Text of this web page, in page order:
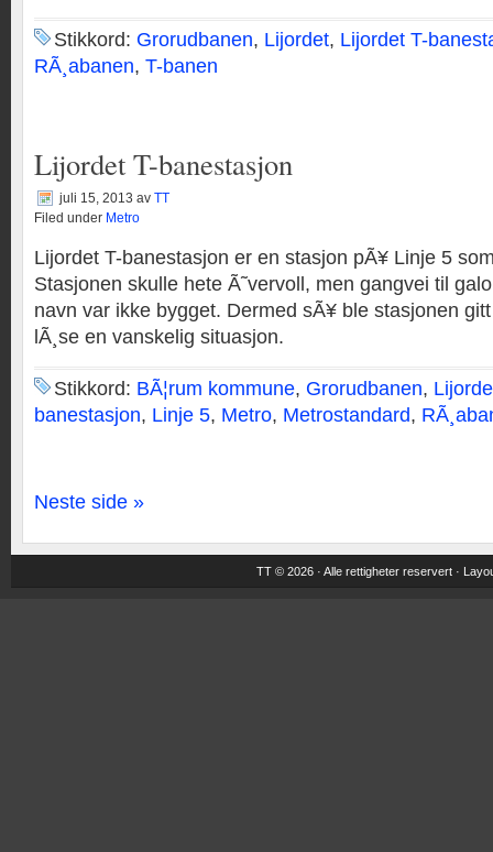
Stikkord: Grorudbanen, Lijordet, Lijordet T-
RÃ¸abanen, T-banen
Lijordet T-banestasjon
juli 15, 2013 av TT
Filed under Metro
Lijordet T-banestasjon er en stasjon pÃ¥ Linje 5
Stasjonen skulle hete Ã˜vervoll, men gangvei til
navn var ikke bygget. Dermed sÃ¥ ble stasjonen
lÃ¸se en vanskelig situasjon.
Stikkord: BÃ¦rum kommune, Grorudbanen,
banestasjon, Linje 5, Metro, Metrostandard,
Neste side »
TT © 2026 · Alle rettigheter reservert ·